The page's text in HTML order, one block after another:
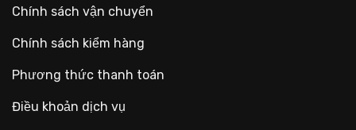
Chính sách vận chuyển
Chính sách kiểm hàng
Phương thức thanh toán
Điều khoản dịch vụ